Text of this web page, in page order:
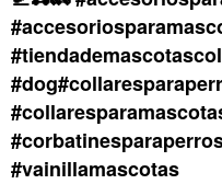
#vainillamascotas